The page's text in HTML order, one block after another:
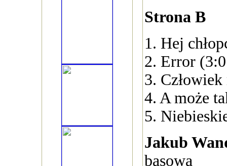
Strona B
1. Hej
2. Error
3.
4. A może
5.
Jakub
basowa